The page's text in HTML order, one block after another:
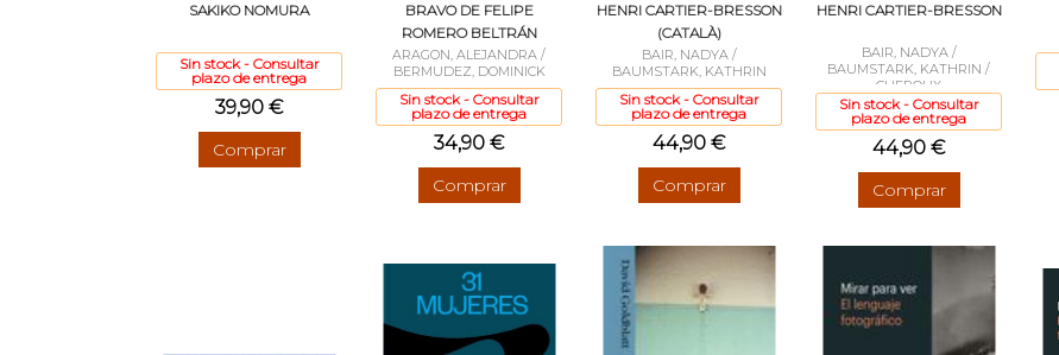
SAKIKO NOMURA
Sin stock - Consultar
plazo de entrega
39,90 €
Comprar
BRAVO DE FELIPE
ROMERO BELTRÁN
ARAGON, ALEJANDRA /
BERMUDEZ, DOMINICK
Sin stock - Consultar
plazo de entrega
34,90 €
Comprar
HENRI CARTIER-BRESSON
(CATALÀ)
BAIR, NADYA /
BAUMSTARK, KATHRIN
Sin stock - Consultar
plazo de entrega
44,90 €
Comprar
HENRI CARTIER-BRESSON
BAIR, NADYA /
BAUMSTARK, KATHRIN /
CHEROUX
Sin stock - Consultar
plazo de entrega
44,90 €
Comprar